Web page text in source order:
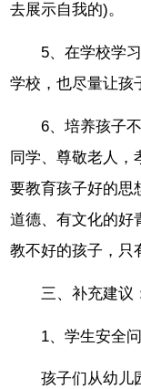
去展示自我的)。
5、在学校学
学校，也尽量让孩
6、培养孩子
同学、尊敬老人，
要教育孩子好的思
道德、有文化的好
教不好的孩子，只
三、补充建议
1、学生安全
孩子们从幼儿